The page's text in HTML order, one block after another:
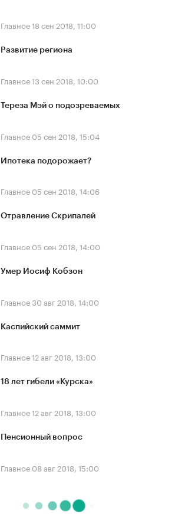
Главное18 сен 2018, 11:00
Развитие региона
Главное13 сен 2018, 10:00
Тереза Мэй о подозреваемых
Главное 05 сен 2018, 15:04
Ипотека подорожает?
Главное 05 сен 2018, 14:06
Отравление Скрипалей
Главное 05 сен 2018, 14:00
Умер Иосиф Кобзон
Главное30 авг 2018, 14:00
Каспийский саммит
Главное12 авг 2018, 13:00
18 лет гибели «Курска»
Главное12 авг 2018, 13:00
Пенсионный вопрос
Главное 08 авг 2018, 15:00